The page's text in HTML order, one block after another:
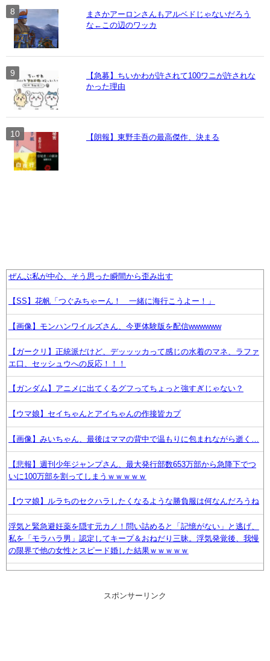
まさかアーロンさんもアルベドじゃないだろう
な←この辺のワッカ
【急募】ちいかわが許されて100ワニが許されな
かった理由
【朗報】東野圭吾の最高傑作、決まる
ぜんぶ私が中心、そう思った瞬間から歪み出す
【SS】花帆「つぐみちゃーん！ 一緒に海行こうよー！」
【画像】モンハンワイルズさん、今更体験版を配信wwwwww
【ガークリ】正統派だけど、デッッッカって感じの水着のマネ、ラファ
エ口、セッシュウへの反応！！！
【ガンダム】アニメに出てくるグフってちょっと強すぎじゃない？
【ウマ娘】セイちゃんとアイちゃんの作接皆カプ
【画像】みいちゃん、最後はママの背中で温もりに包まれながら逝く…
【悲報】週刊少年ジャンプさん、最大発行部数653万部から急降下でつ
いに100万部を割ってしまうｗｗｗｗｗ
【ウマ娘】ルラちのセクハラしたくなるような勝負服は何なんだろうね
浮気と緊急避妊薬を隠す元カノ！問い詰めると「記憶がない」と逃げ、
私を「モラハラ男」認定してキープ＆おねだり三昧。浮気発覚後、我慢
の限界で他の女性とスピード婚した結果ｗｗｗｗｗ
Google、AIへの投資が膨らみ史上初のマイナスキャッシュフローに陥る
スポンサーリンク